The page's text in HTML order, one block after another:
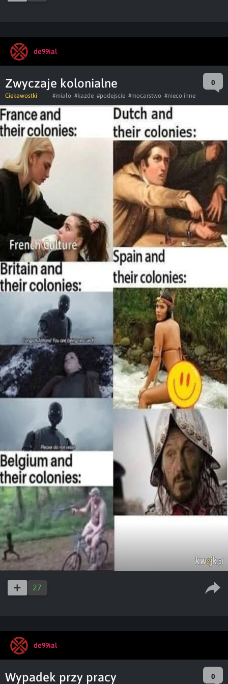
de99ial
Zwyczaje kolonialne 0
Ciekawostki #mialo #kazde #podejscie #mocarstwo #nieco inne
27
de99ial
Wypadek przy pracy 0